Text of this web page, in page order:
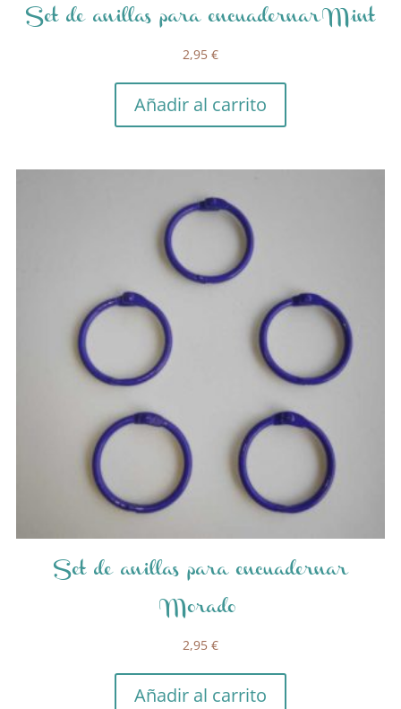
Set de anillas para encuadernar Mint
2,95 €
Añadir al carrito
Set de anillas para encuadernar
Morado
2,95 €
Añadir al carrito